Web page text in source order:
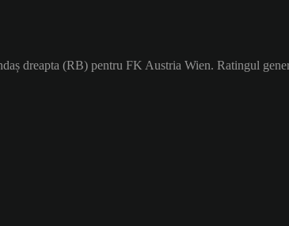
dreapta (RB) pentru FK Austria Wien. Ratingul